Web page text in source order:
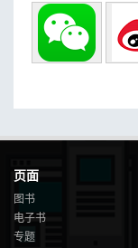
页面
图书
电子书
专题